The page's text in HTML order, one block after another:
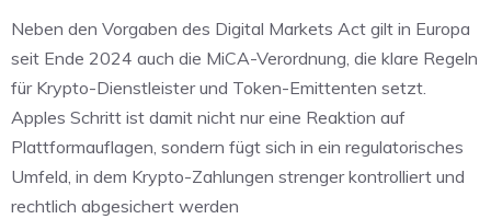
Neben den Vorgaben des Digital Markets Act gilt in Europa
seit Ende 2024 auch die MiCA-Verordnung, die klare Regeln
für Krypto-Dienstleister und Token-Emittenten setzt.
Apples Schritt ist damit nicht nur eine Reaktion auf
Plattformauflagen, sondern fügt sich in ein regulatorisches
Umfeld, in dem Krypto-Zahlungen strenger kontrolliert und
rechtlich abgesichert werden